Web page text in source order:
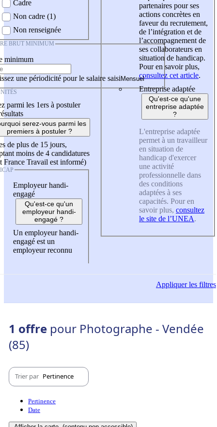
Cadre
Non cadre (1)
Non renseignée
BRUT MINIMUM
minimum
une périodicité pour le salaire saisi
parmi les 1ers à postuler
serez-vous parmi les
premiers à postuler ?
de plus de 15 jours,
moins de 4 candidatures
France Travail est informé)
Employeur handi-
engagé
Qu'est-ce qu'un
employeur handi-
engagé ?
Un employeur handi-
engagé est un
employeur reconnu
partenaires pour ses
actions concrètes en
faveur du recrutement,
de l’intégration et de
l’accompagnement de
ses collaborateurs en
situation de handicap.
Pour en savoir plus,
consultez cet article.
Entreprise adaptée
Qu'est-ce qu'une
entreprise adaptée
?
L'entreprise adaptée
permet à un travailleur
en situation de
handicap d'exercer
une activité
professionnelle dans
des conditions
adaptées à ses
capacités. Pour en
savoir plus, consultez
le site de l’UNEA.
Appliquerles filtres
1 offre pour Photographe - Vendée
(85)
Trier par Pertinence
Pertinence
Date